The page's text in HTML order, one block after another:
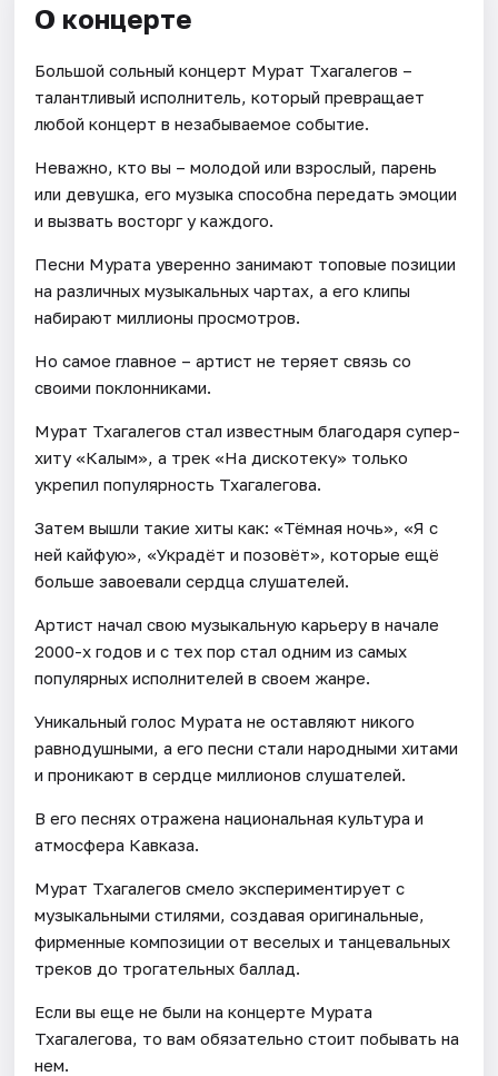
О концерте
Большой сольный концерт Мурат Тхагалегов –
талантливый исполнитель, который превращает
любой концерт в незабываемое событие.
Неважно, кто вы – молодой или взрослый, парень
или девушка, его музыка способна передать эмоции
и вызвать восторг у каждого.
Песни Мурата уверенно занимают топовые позиции
на различных музыкальных чартах, а его клипы
набирают миллионы просмотров.
Но самое главное – артист не теряет связь со
своими поклонниками.
Мурат Тхагалегов стал известным благодаря супер-
хиту «Калым», а трек «На дискотеку» только
укрепил популярность Тхагалегова.
Затем вышли такие хиты как: «Тёмная ночь», «Я с
ней кайфую», «Украдёт и позовёт», которые ещё
больше завоевали сердца слушателей.
Артист начал свою музыкальную карьеру в начале
2000-х годов и с тех пор стал одним из самых
популярных исполнителей в своем жанре.
Уникальный голос Мурата не оставляют никого
равнодушными, а его песни стали народными хитами
и проникают в сердце миллионов слушателей.
В его песнях отражена национальная культура и
атмосфера Кавказа.
Мурат Тхагалегов смело экспериментирует с
музыкальными стилями, создавая оригинальные,
фирменные композиции от веселых и танцевальных
треков до трогательных баллад.
Если вы еще не были на концерте Мурата
Тхагалегова, то вам обязательно стоит побывать на
нем.